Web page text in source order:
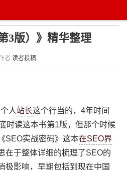
3版）》精华整理
作者:读者投稿
人站长这个行当的，4年时间
时读这本书第1版，但那个时候
SEO实战密码》这本在SEO界
在于整体详细的梳理了SEO的
极影响，早期包括到现在中国